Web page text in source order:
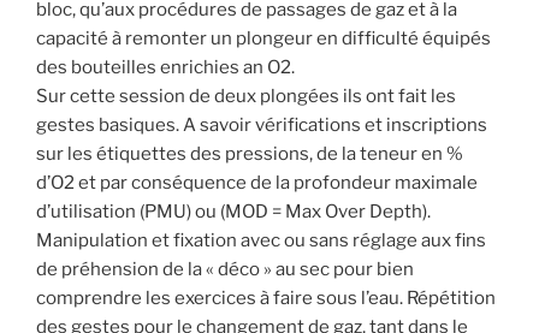
bloc, qu’aux procédures de passages de gaz et à la
capacité à remonter un plongeur en difficulté équipés
des bouteilles enrichies an O2.
Sur cette session de deux plongées ils ont fait les
gestes basiques. A savoir vérifications et inscriptions
sur les étiquettes des pressions, de la teneur en %
d’O2 et par conséquence de la profondeur maximale
d’utilisation (PMU) ou (MOD = Max Over Depth).
Manipulation et fixation avec ou sans réglage aux fins
de préhension de la « déco » au sec pour bien
comprendre les exercices à faire sous l’eau. Répétition
des gestes pour le changement de gaz, tant dans le